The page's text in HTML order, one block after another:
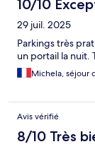
10/10
29 juil. 2025
Parkings très
un portail la nuit.
Michela, séjour
Avis vérifié
8/10 Très